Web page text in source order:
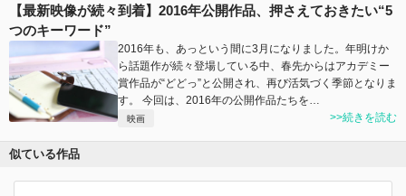
【最新映像が続々到着】2016年公開作品、押さえておきたい“5
つのキーワード”
2016年も、あっという間に3月になりました。年明けか
ら話題作が続々登場している中、春先からはアカデミー
賞作品が“どどっ”と公開され、再び活気づく季節となりま
す。 今回は、2016年の公開作品たちを…
映画 >>続きを読む
似ている作品